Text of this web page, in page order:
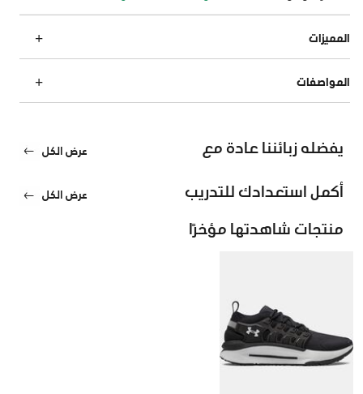
المميزات
المواصفات
يفضله زبائننا عادة مع عرض الكل
أكمل استعدادك للتدريب عرض الكل
منتجات شاهدتها مؤخرًا